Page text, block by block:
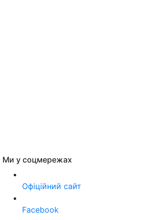
Ми у соцмережах
Офіційний сайт
Facebook